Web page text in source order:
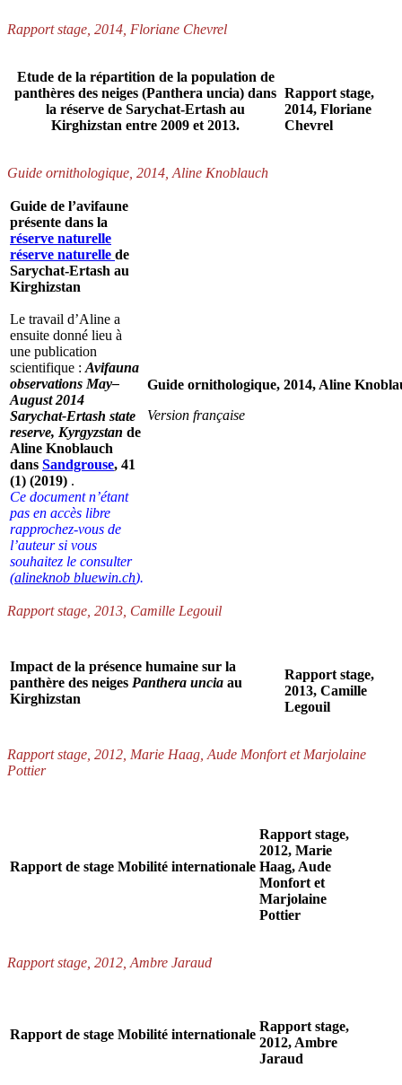
Rapport stage, 2014, Floriane Chevrel
Etude de la répartition de la population de
panthères des neiges (Panthera uncia) dans
la réserve de Sarychat-Ertash au
Kirghizstan entre 2009 et 2013.
Rapport stage,
2014, Floriane
Chevrel
Guide ornithologique, 2014, Aline Knoblauch
Guide de l’avifaune
présente dans la
réserve naturelle
réserve naturelle de
Sarychat-Ertash au
Kirghizstan
Le travail d’Aline a
ensuite donné lieu à
une publication
scientifique : Avifauna
observations May–
August 2014
Sarychat-Ertash state
reserve, Kyrgyzstan de
Aline Knoblauch
dans Sandgrouse, 41
(1) (2019) .
Ce document n’étant
pas en accès libre
rapprochez-vous de
l’auteur si vous
souhaitez le consulter
(alineknob bluewin.ch).
Guide ornithologique, 2014, Aline
Version française
Rapport stage, 2013, Camille Legouil
Impact de la présence humaine sur la
panthère des neiges Panthera uncia au
Kirghizstan
Rapport stage,
2013, Camille
Legouil
Rapport stage, 2012, Marie Haag, Aude Monfort et Marjolaine
Pottier
Rapport de stage Mobilité internationale
Rapport stage,
2012, Marie
Haag, Aude
Monfort et
Marjolaine
Pottier
Rapport stage, 2012, Ambre Jaraud
Rapport de stage Mobilité internationale
Rapport stage,
2012, Ambre
Jaraud